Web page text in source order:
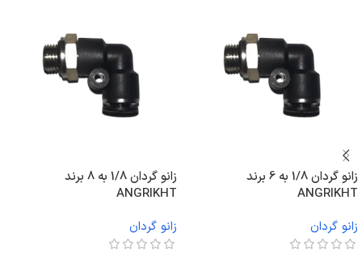
زانو گردان 1/8 به 6 برند
ANGRIKHT
زانو گردان
زانو گردان 1/8 به 8 برند
ANGRIKHT
زانو گردان